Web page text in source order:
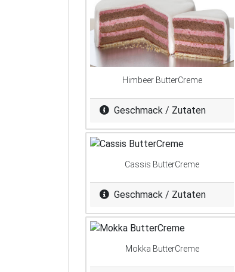
Himbeer ButterCreme
Geschmack / Zutaten
Cassis ButterCreme
Geschmack / Zutaten
Mokka ButterCreme